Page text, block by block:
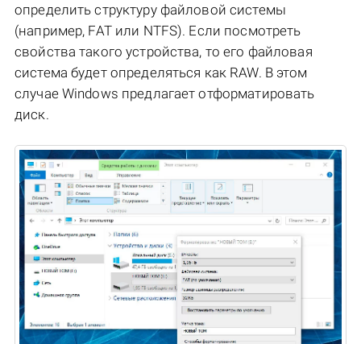
определить структуру файловой системы
(например, FAT или NTFS). Если посмотреть
свойства такого устройства, то его файловая
система будет определяться как RAW. В этом
случае Windows предлагает отформатировать
диск.